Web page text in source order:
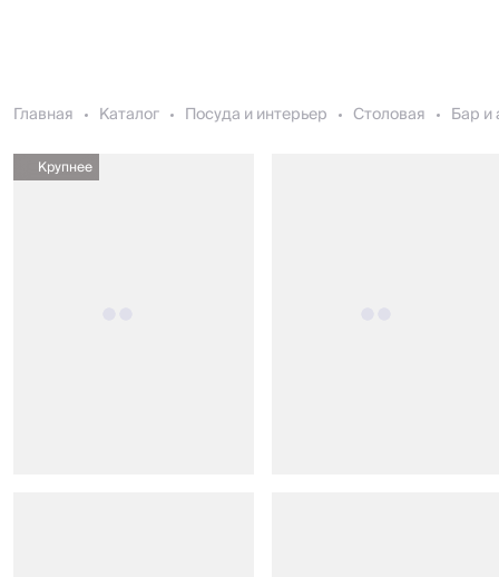
Главная Каталог Посуда и интерьер Столовая Бар и
Крупнее